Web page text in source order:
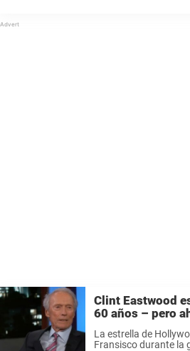
Clint Eastwood
60 años – pero
La estrella de
Fransisco durante la